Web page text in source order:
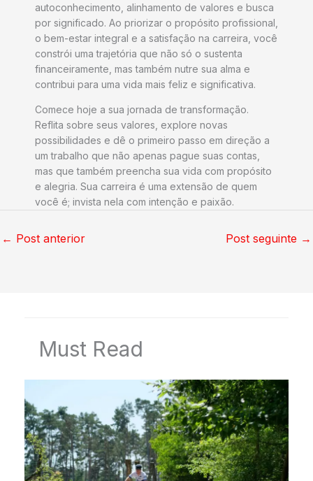
autoconhecimento, alinhamento de valores e busca
por significado. Ao priorizar o propósito profissional,
o bem-estar integral e a satisfação na carreira, você
constrói uma trajetória que não só o sustenta
financeiramente, mas também nutre sua alma e
contribui para uma vida mais feliz e significativa.
Comece hoje a sua jornada de transformação.
Reflita sobre seus valores, explore novas
possibilidades e dê o primeiro passo em direção a
um trabalho que não apenas pague suas contas,
mas que também preencha sua vida com propósito
e alegria. Sua carreira é uma extensão de quem
você é; invista nela com intenção e paixão.
← Post anterior Post seguinte →
Must Read